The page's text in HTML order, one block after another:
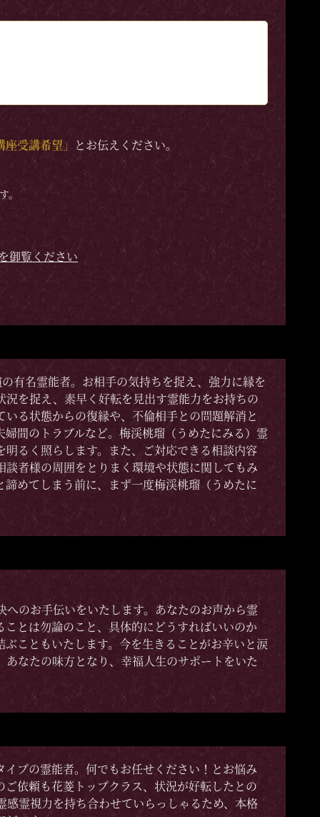
座受講希望」 とお伝えください。
御覧ください
有名霊能者。お相手の気持ちを捉え、強力に縁を
を捉え、素早く好転を見出す霊能力をお持ちの
る状態からの復縁や、不倫相手との問題解消と
間のトラブルなど。梅渓桃瑠（うめたにみる）霊
るく照らします。また、ご対応できる相談内容
者様の周囲をとりまく環境や状態に関してもみ
めてしまう前に、まず一度梅渓桃瑠（うめたに
のお手伝いをいたします。あなたのお声から霊
とは勿論のこと、具体的にどうすればいいのか
こともいたします。今を生きることがお辛いと涙
なたの味方となり、幸福人生のサポートをいた
プの霊能者。何でもお任せください！とお悩み
依頼も花菱トップクラス、状況が好転したとの
霊視力を持ち合わせていらっしゃるため、本格